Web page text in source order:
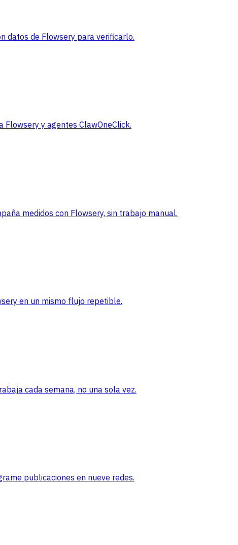
datos de Flowsery para verificarlo.
y agentes ClawOneClick.
medidos con Flowsery, sin trabajo manual.
en un mismo flujo repetible.
cada semana, no una sola vez.
publicaciones en nueve redes.